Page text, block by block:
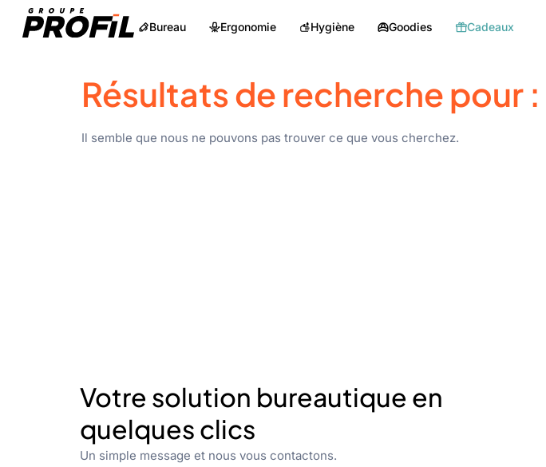
Bureau Ergonomie Hygiène Goodies Cadeaux
Résultats de recherche pour :
Il semble que nous ne pouvons pas trouver ce que vous cherchez.
Votre solution bureautique en
quelques clics
Un simple message et nous vous contactons.